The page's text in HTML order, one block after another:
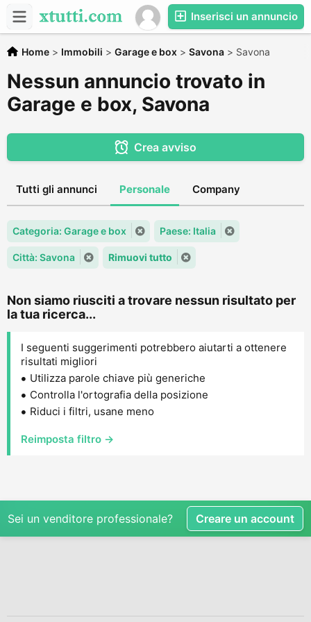
Inserisci un annuncio
Home > Immobili > Garage e box > Savona > Savona
Nessun annuncio trovato in
Garage e box, Savona
Crea avviso
Tutti gli annunci Personale Company
Categoria: Garage e box Paese: Italia
Città: Savona Rimuovi tutto
Non siamo riusciti a trovare nessun risultato per
la tua ricerca...
I seguenti suggerimenti potrebbero aiutarti a ottenere
risultati migliori
Utilizza parole chiave più generiche
Controlla l'ortografia della posizione
Riduci i filtri, usane meno
Reimposta filtro →
Sei un venditore professionale? Creare un account